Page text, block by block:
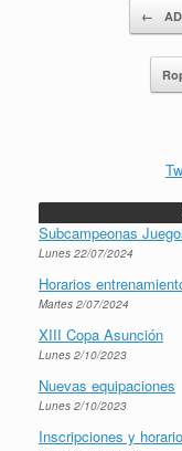
←
Subcampeonas
Lunes 22/07/2024
Horarios
Martes 2/07/2024
XIII Copa Asunción
Lunes 2/10/2023
Nuevas equipaciones
Lunes 2/10/2023
Inscripciones y